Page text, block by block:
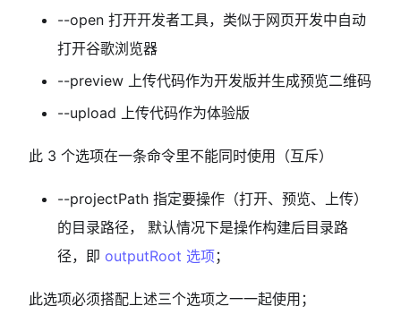
--open 打开开发者工具，类似于网页开发中自动
打开谷歌浏览器
--preview 上传代码作为开发版并生成预览二维码
--upload 上传代码作为体验版
此 3 个选项在一条命令里不能同时使用（互斥）
--projectPath 指定要操作（打开、预览、上传）
的目录路径， 默认情况下是操作构建后目录路
径，即 outputRoot 选项；
此选项必须搭配上述三个选项之一一起使用；